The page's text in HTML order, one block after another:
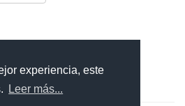
experiencia, este
Leer más...